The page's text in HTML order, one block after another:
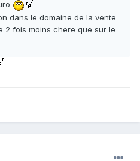
dans le domaine de la vente
2 fois moins chere que sur le